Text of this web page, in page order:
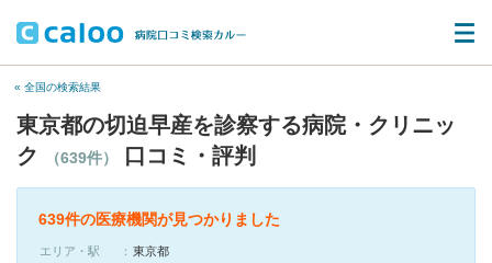
« 全国の検索結果
東京都の切迫早産を診察する病院・クリニッ
ク
（639件） 口コミ・評判
639件の医療機関が見つかりました
エリア・駅
東京都